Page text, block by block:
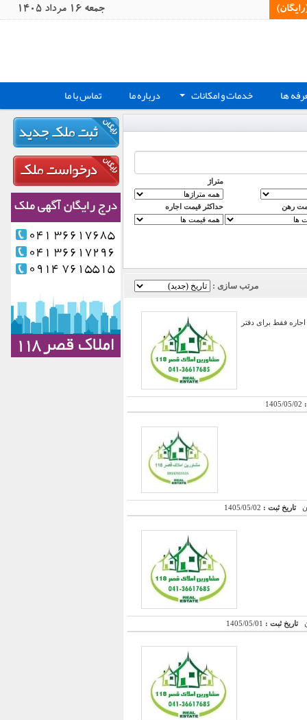
جمعه 16 مرداد 1405
ها + خدمات و امکانات درباره ما تماس با ما
متراژ
رهن حداکثر قیمت اجاره
مرتب سازی :
، اجاره فقط برای دفتر
1405/05/02
تاریخ ثبت : 1405/05/02
تاریخ ثبت : 1405/05/01